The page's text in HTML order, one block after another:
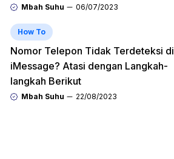
Mbah Suhu 06/07/2023
How To
Nomor Telepon Tidak Terdeteksi di
iMessage? Atasi dengan Langkah-
langkah Berikut
Mbah Suhu 22/08/2023